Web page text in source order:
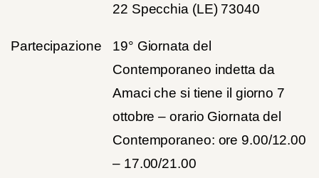
22 Specchia (LE) 73040
Partecipazione
19° Giornata del
Contemporaneo indetta da
Amaci che si tiene il giorno 7
ottobre – orario Giornata del
Contemporaneo: ore 9.00/12.00
– 17.00/21.00